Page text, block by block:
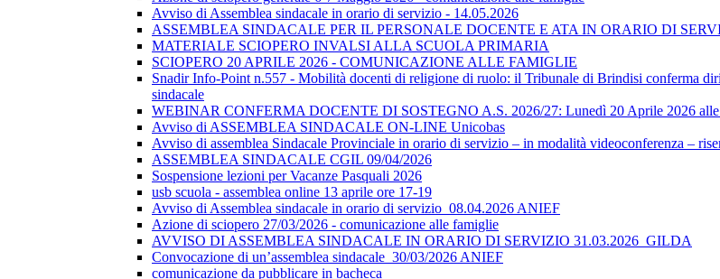
Avviso di Assemblea sindacale in orario di servizio - 14.05.2026
ASSEMBLEA SINDACALE PER IL PERSONALE DOCENTE E ATA IN ORARIO DI
MATERIALE SCIOPERO INVALSI ALLA SCUOLA PRIMARIA
SCIOPERO 20 APRILE 2026 - COMUNICAZIONE ALLE FAMIGLIE
Snadir Info-Point n.557 - Mobilità docenti di religione di ruolo: il Tribunale di Brindisi conferma
sindacale
WEBINAR CONFERMA DOCENTE DI SOSTEGNO A.S. 2026/27: Lunedì 20 Aprile 2026 alle
Avviso di ASSEMBLEA SINDACALE ON-LINE Unicobas
Avviso di assemblea Sindacale Provinciale in orario di servizio – in modalità videoconferenza –
ASSEMBLEA SINDACALE CGIL 09/04/2026
Sospensione lezioni per Vacanze Pasquali 2026
usb scuola - assemblea online 13 aprile ore 17-19
Avviso di Assemblea sindacale in orario di servizio_08.04.2026 ANIEF
Azione di sciopero 27/03/2026 - comunicazione alle famiglie
AVVISO DI ASSEMBLEA SINDACALE IN ORARIO DI SERVIZIO 31.03.2026_GILDA
Convocazione di un’assemblea sindacale_30/03/2026 ANIEF
comunicazione da pubblicare in bacheca